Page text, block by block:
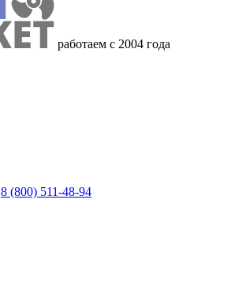
работаем с 2004 года
8 (800) 511-48-94